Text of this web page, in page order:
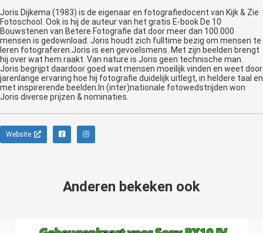
Joris Dijkema (1983) is de eigenaar en fotografiedocent van Kijk & Zie
Fotoschool. Ook is hij de auteur van het gratis E-book De 10
Bouwstenen van Betere Fotografie dat door meer dan 100.000
mensen is gedownload. Joris houdt zich fulltime bezig om mensen te
leren fotograferen.Joris is een gevoelsmens. Met zijn beelden brengt
hij over wat hem raakt. Van nature is Joris geen technische man.
Joris begrijpt daardoor goed wat mensen moeilijk vinden en weet door
jarenlange ervaring hoe hij fotografie duidelijk uitlegt, in heldere taal en
met inspirerende beelden.In (inter)nationale fotowedstrijden won
Joris diverse prijzen & nominaties.
Website
Anderen bekeken ook